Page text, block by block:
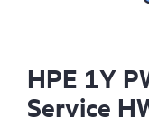
HPE 1Y
Service